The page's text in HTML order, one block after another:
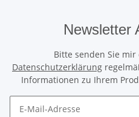
Newsletter
Bitte senden Sie
Datenschutzerklärung
Informationen zu Ihrem